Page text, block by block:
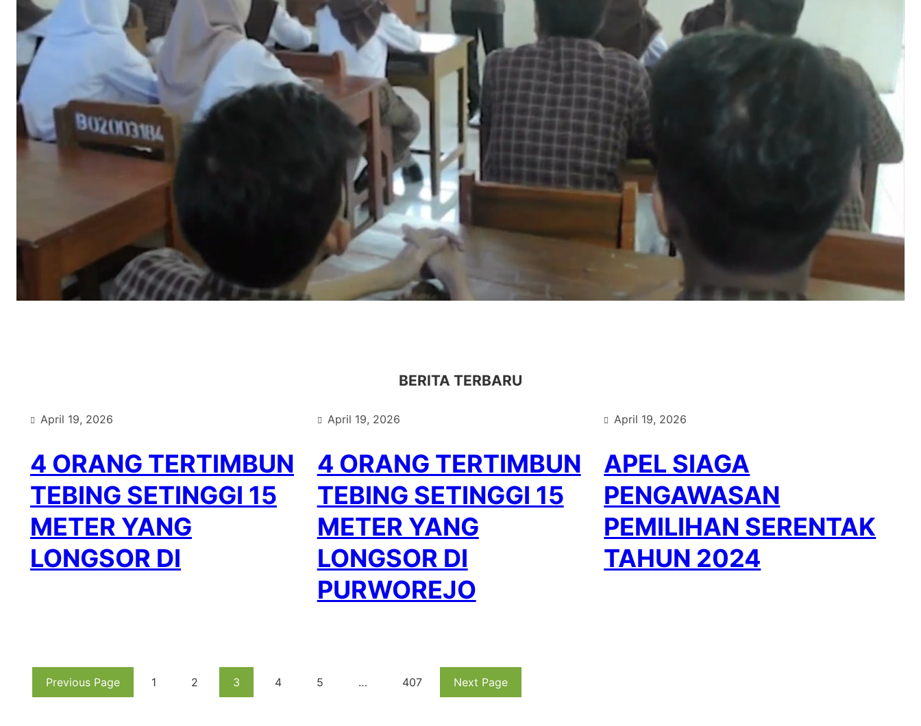
BERITA TERBARU
April 19, 2026
4 ORANG TERTIMBUN
TEBING SETINGGI 15
METER YANG
LONGSOR DI
April 19, 2026
4 ORANG TERTIMBUN
TEBING SETINGGI 15
METER YANG
LONGSOR DI
PURWOREJO
April 19, 2026
APEL SIAGA
PENGAWASAN
PEMILIHAN SERENTAK
TAHUN 2024
Previous Page 1 2 3 4 5 … 407 Next Page